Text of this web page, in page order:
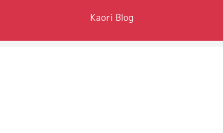
Kaori Blog